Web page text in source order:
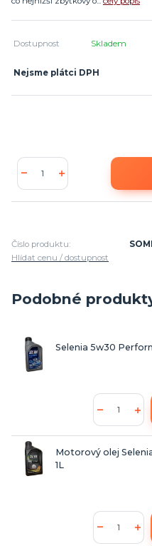
Dostupnost Skladem
Nejsme plátci DPH
Číslo produktu:
Hlídat cenu / dostupnost
Podobné
Selenia 5w30
Motorový olej
1L